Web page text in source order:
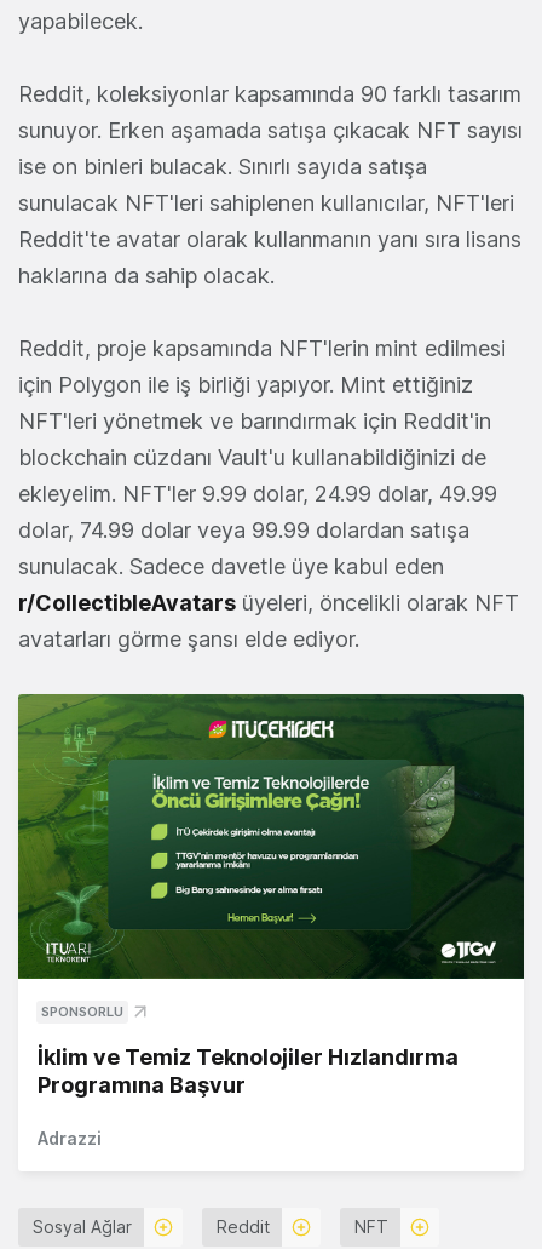
yapabilecek.
Reddit, koleksiyonlar kapsamında 90 farklı tasarım
sunuyor. Erken aşamada satışa çıkacak NFT sayısı
ise on binleri bulacak. Sınırlı sayıda satışa
sunulacak NFT'leri sahiplenen kullanıcılar, NFT'leri
Reddit'te avatar olarak kullanmanın yanı sıra lisans
haklarına da sahip olacak.
Reddit, proje kapsamında NFT'lerin mint edilmesi
için Polygon ile iş birliği yapıyor. Mint ettiğiniz
NFT'leri yönetmek ve barındırmak için Reddit'in
blockchain cüzdanı Vault'u kullanabildiğinizi de
ekleyelim. NFT'ler 9.99 dolar, 24.99 dolar, 49.99
dolar, 74.99 dolar veya 99.99 dolardan satışa
sunulacak. Sadece davetle üye kabul eden
r/CollectibleAvatars üyeleri, öncelikli olarak NFT
avatarları görme şansı elde ediyor.
SPONSORLU
İklim ve Temiz Teknolojiler Hızlandırma
Programına Başvur
Adrazzi
Sosyal Ağlar Reddit NFT